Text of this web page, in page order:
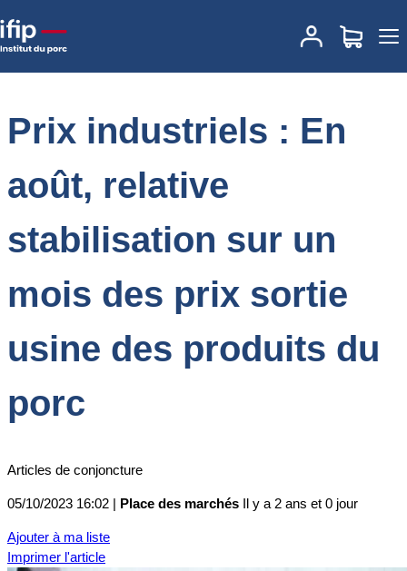
Accueil Actualités des marchés
industriels : En août, relative stabilisation sur un mois des prix
Prix industriels : En
août, relative
stabilisation sur un
mois des prix sortie
usine des produits du
porc
Articles de conjoncture
05/10/2023 16:02 | Place des marchés Il y a 2 ans et 0 jour
Ajouter à ma liste
Imprimer l'article